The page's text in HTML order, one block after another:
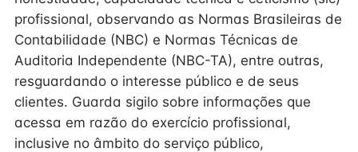
profissional, observando as Normas Brasileiras de
Contabilidade (NBC) e Normas Técnicas de
Auditoria Independente (NBC-TA), entre outras,
resguardando o interesse público e de seus
clientes. Guarda sigilo sobre informações que
acessa em razão do exercício profissional,
inclusive no âmbito do serviço público,